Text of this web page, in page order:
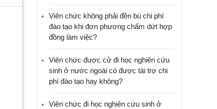
Viên chức không phải đền bù chi phí
đào tạo khi đơn phương chấm dứt hợp
đồng làm việc?
Viên chức được cử đi học nghiên cứu
sinh ở nước ngoài có được tài trợ chi
phí đào tạo hay không?
Viên chức đi học nghiên cứu sinh ở